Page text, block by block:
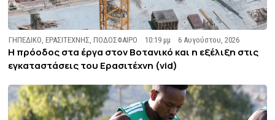
ΓΗΠΕΔΙΚΟ,ΕΡΑΣΙΤΕΧΝΗΣ,ΠΟΔΟΣΦΑΙΡΟ 10:19 μμ 6 Αυγούστου, 2026
Η πρόοδος στα έργα στον Βοτανικό και η εξέλιξη στις
εγκαταστάσεις του Ερασιτέχνη (vid)